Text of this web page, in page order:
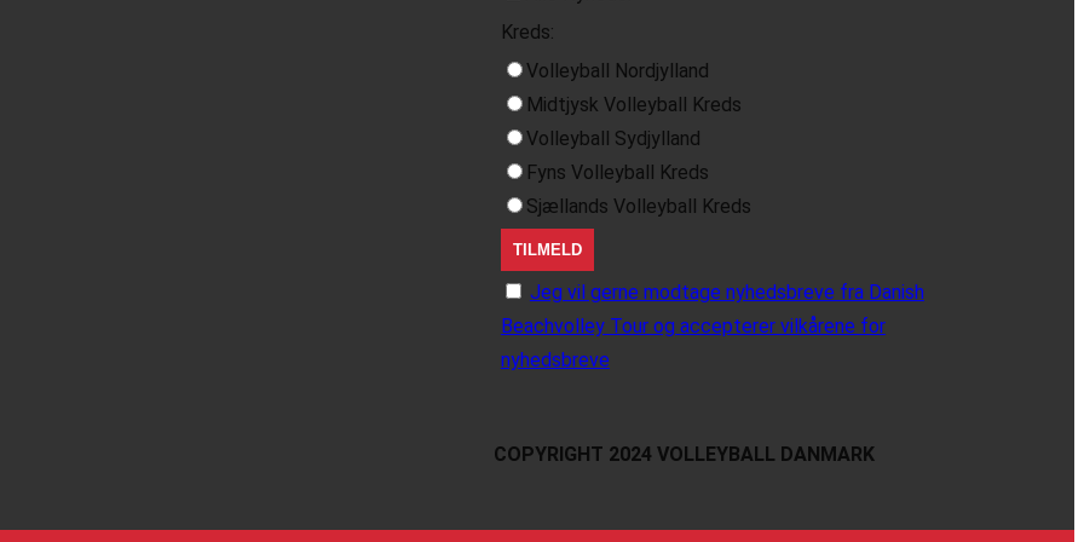
Kreds:
Volleyball Nordjylland
Midtjysk Volleyball Kreds
Volleyball Sydjylland
Fyns Volleyball Kreds
Sjællands Volleyball Kreds
Jeg vil gerne modtage nyhedsbreve fra Danish
Beachvolley Tour og accepterer vilkårene for
nyhedsbreve
COPYRIGHT 2024 VOLLEYBALL DANMARK